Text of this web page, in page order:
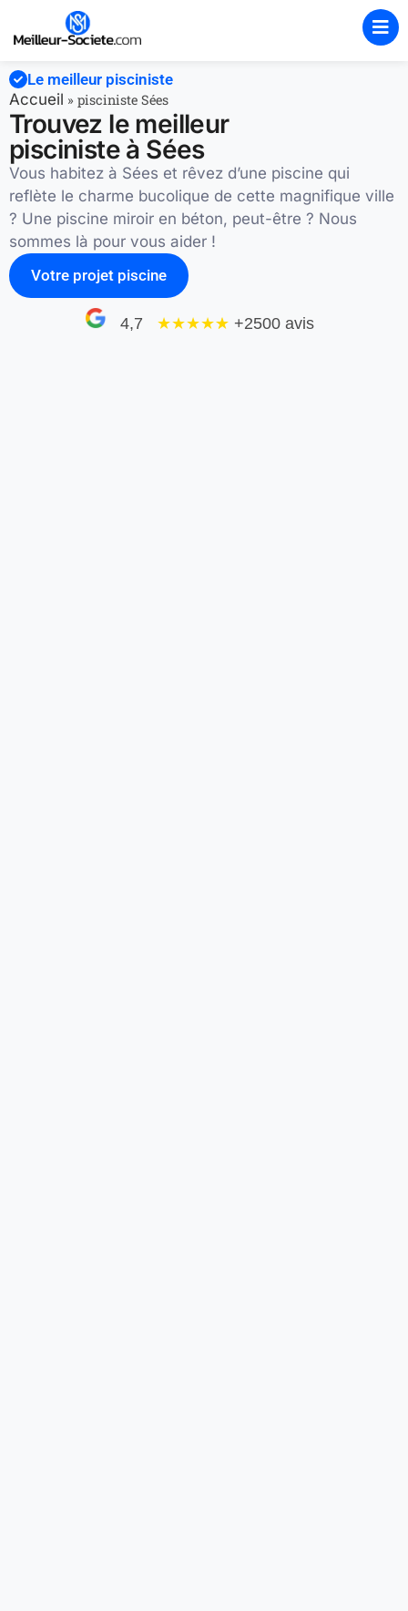
Le meilleur pisciniste
Accueil » pisciniste Sées
Trouvez le meilleur
pisciniste à Sées
Vous habitez à Sées et rêvez d’une piscine qui
reflète le charme bucolique de cette magnifique ville
? Une piscine miroir en béton, peut-être ? Nous
sommes là pour vous aider !
Votre projet piscine
4,7 ★★★★★ +2500 avis